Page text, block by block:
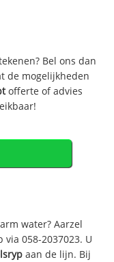
Bel ons dan
de mogelijkheden
offerte of advies
water? Aarzel
058-2037023. U
aan de lijn. Bij